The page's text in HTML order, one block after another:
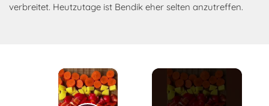
verbreitet. Heutzutage ist Bendik eher selten anzutreffen.
×